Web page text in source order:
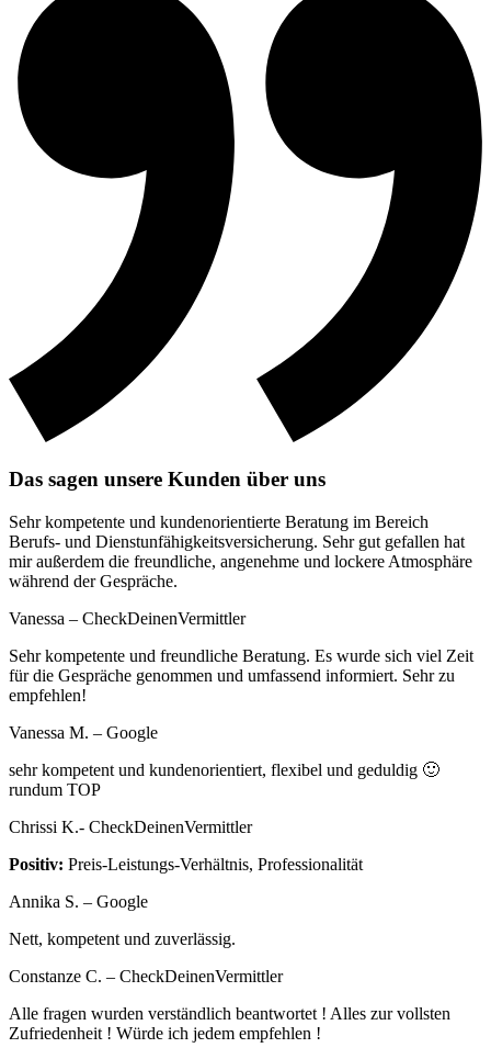
Das sagen unsere Kunden über uns
Sehr kompetente und kundenorientierte Beratung im Bereich
Berufs- und Dienstunfähigkeitsversicherung. Sehr gut gefallen hat
mir außerdem die freundliche, angenehme und lockere Atmosphäre
während der Gespräche.
Vanessa – CheckDeinenVermittler
Sehr kompetente und freundliche Beratung. Es wurde sich viel Zeit
für die Gespräche genommen und umfassend informiert. Sehr zu
empfehlen!
Vanessa M. – Google
sehr kompetent und kundenorientiert, flexibel und geduldig 🙂
rundum TOP
Chrissi K.- CheckDeinenVermittler
Positiv: Preis-Leistungs-Verhältnis, Professionalität
Annika S. – Google
Nett, kompetent und zuverlässig.
Constanze C. – CheckDeinenVermittler
Alle fragen wurden verständlich beantwortet ! Alles zur vollsten
Zufriedenheit ! Würde ich jedem empfehlen !